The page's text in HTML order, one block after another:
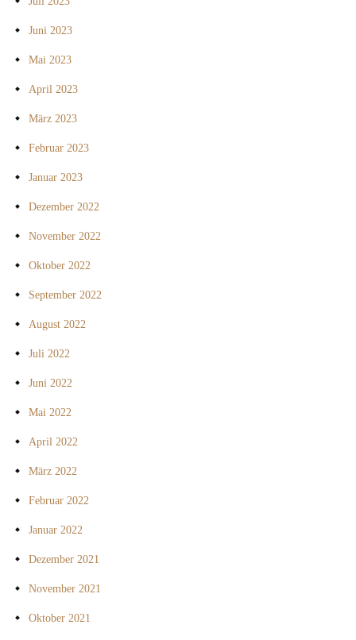
Juni 2023
Mai 2023
April 2023
März 2023
Februar 2023
Januar 2023
Dezember 2022
November 2022
Oktober 2022
September 2022
August 2022
Juli 2022
Juni 2022
Mai 2022
April 2022
März 2022
Februar 2022
Januar 2022
Dezember 2021
November 2021
Oktober 2021